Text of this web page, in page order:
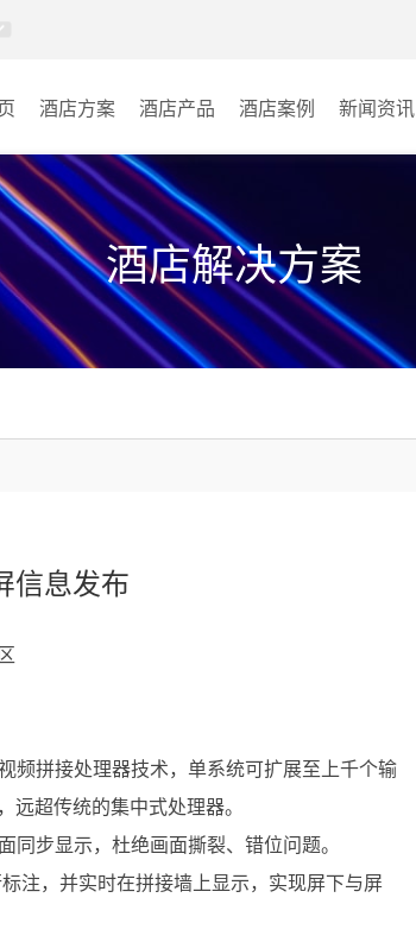
酒店方案 酒店产品
AI智慧视频会议系统
AI智慧会议平板
视频会议配件
AI智慧会议平板itchub
智慧影片放映系统
wifi无线会议系列
AI全数字会议系统
酒店案例
酒店会议室
酒店背景音乐
其它
新闻资讯
酒店解决方案
信息发布
频拼接处理器技术，单系统可扩展至上千个输
超传统的集中式处理器。
步显示，杜绝画面撕裂、错位问题。
注，并实时在拼接墙上显示，实现屏下与屏